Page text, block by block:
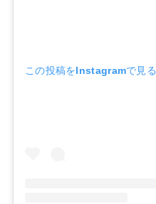
この投稿をInstagramで見る